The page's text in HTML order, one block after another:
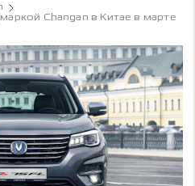
Changan в Китае в марте